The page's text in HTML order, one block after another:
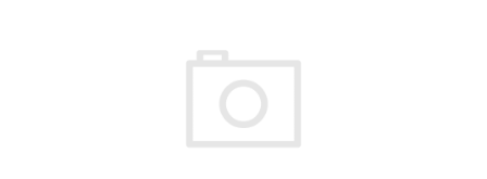
MEDOVÉ DARČEKOVÉ SETY